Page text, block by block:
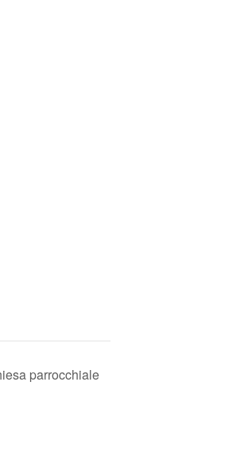
parrocchiale